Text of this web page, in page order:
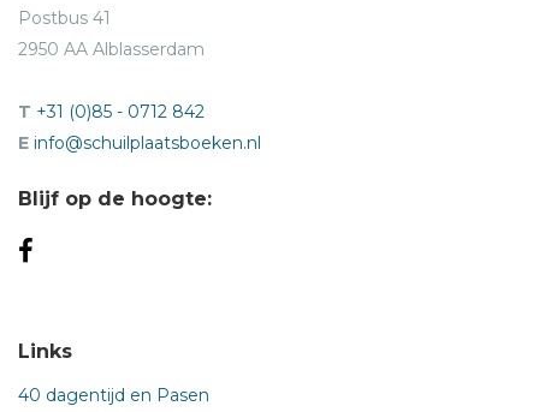
Postbus 41
2950 AA Alblasserdam
T +31 (0)85 - 0712 842
E info@schuilplaatsboeken.nl
Blijf op de hoogte:
Links
40 dagentijd en Pasen